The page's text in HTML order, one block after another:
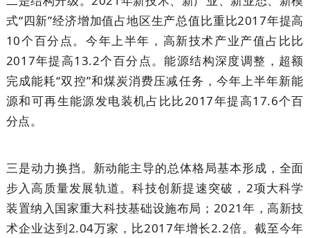
式“四新”经济增加值占地区生产总值比重比2017年提高
10个百分点。今年上半年，高新技术产业产值占比比
2017年提高13.2个百分点。能源结构深度调整，超额
完成能耗“双控”和煤炭消费压减任务，今年上半年新能
源和可再生能源发电装机占比比2017年提高17.6个百
分点。
三是动力换挡。新动能主导的总体格局基本形成，全面
步入高质量发展轨道。科技创新提速突破，2项大科学
装置纳入国家重大科技基础设施布局；2021年，高新技
术企业达到2.04万家，比2017年增长2.2倍。截至今年